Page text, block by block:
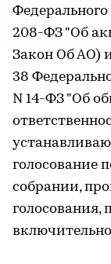
Федерального
208-ФЗ "Об
Закон Об АО)
38
N 14-ФЗ "Об
голосование
собрании,
голосования,